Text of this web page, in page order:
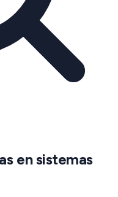
en sistemas